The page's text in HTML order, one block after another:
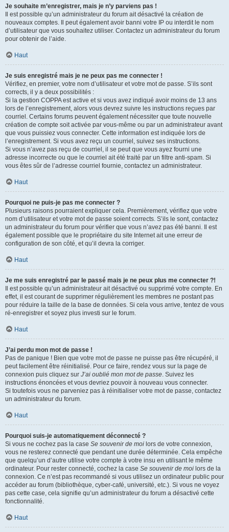
Je souhaite m’enregistrer, mais je n’y parviens pas !
Il est possible qu’un administrateur du forum ait désactivé la création de
nouveaux comptes. Il peut également avoir banni votre IP ou interdit le nom
d’utilisateur que vous souhaitez utiliser. Contactez un administrateur du forum
pour obtenir de l’aide.
Haut
Je suis enregistré mais je ne peux pas me connecter !
Vérifiez, en premier, votre nom d’utilisateur et votre mot de passe. S’ils sont
corrects, il y a deux possibilités :
Si la gestion COPPA est active et si vous avez indiqué avoir moins de 13 ans
lors de l’enregistrement, alors vous devrez suivre les instructions reçues par
courriel. Certains forums peuvent également nécessiter que toute nouvelle
création de compte soit activée par vous-même ou par un administrateur avant
que vous puissiez vous connecter. Cette information est indiquée lors de
l’enregistrement. Si vous avez reçu un courriel, suivez ses instructions.
Si vous n’avez pas reçu de courriel, il se peut que vous ayez fourni une
adresse incorrecte ou que le courriel ait été traité par un filtre anti-spam. Si
vous êtes sûr de l’adresse courriel fournie, contactez un administrateur.
Haut
Pourquoi ne puis-je pas me connecter ?
Plusieurs raisons pourraient expliquer cela. Premièrement, vérifiez que votre
nom d’utilisateur et votre mot de passe soient corrects. S’ils le sont, contactez
un administrateur du forum pour vérifier que vous n’avez pas été banni. Il est
également possible que le propriétaire du site Internet ait une erreur de
configuration de son côté, et qu’il devra la corriger.
Haut
Je me suis enregistré par le passé mais je ne peux plus me connecter ?!
Il est possible qu’un administrateur ait désactivé ou supprimé votre compte. En
effet, il est courant de supprimer régulièrement les membres ne postant pas
pour réduire la taille de la base de données. Si cela vous arrive, tentez de vous
ré-enregistrer et soyez plus investi sur le forum.
Haut
J’ai perdu mon mot de passe !
Pas de panique ! Bien que votre mot de passe ne puisse pas être récupéré, il
peut facilement être réinitialisé. Pour ce faire, rendez vous sur la page de
connexion puis cliquez sur J’ai oublié mon mot de passe. Suivez les
instructions énoncées et vous devriez pouvoir à nouveau vous connecter.
Si toutefois vous ne parveniez pas à réinitialiser votre mot de passe, contactez
un administrateur du forum.
Haut
Pourquoi suis-je automatiquement déconnecté ?
Si vous ne cochez pas la case Se souvenir de moi lors de votre connexion,
vous ne resterez connecté que pendant une durée déterminée. Cela empêche
que quelqu’un d’autre utilise votre compte à votre insu en utilisant le même
ordinateur. Pour rester connecté, cochez la case Se souvenir de moi lors de la
connexion. Ce n’est pas recommandé si vous utilisez un ordinateur public pour
accéder au forum (bibliothèque, cyber-café, université, etc.). Si vous ne voyez
pas cette case, cela signifie qu’un administrateur du forum a désactivé cette
fonctionnalité.
Haut